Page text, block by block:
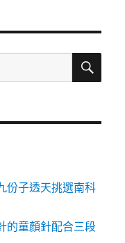
搜
份子透天挑選南科
的童顏針配合三段